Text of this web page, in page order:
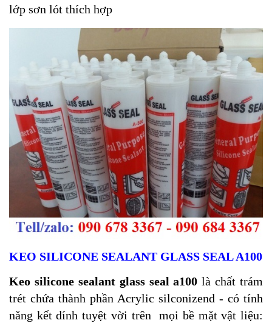
lớp sơn lót thích hợp
KEO SILICONE SEALANT GLASS SEAL A100
Keo silicone sealant glass seal a100là chất trám
trét chứa thành phần Acrylic silconizend - có tính
năng kết dính tuyệt vời trên mọi bề mặt vật liệu: